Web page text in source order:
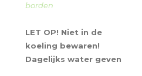
borden
LET OP! Niet in de
koeling bewaren!
Dagelijks water geven